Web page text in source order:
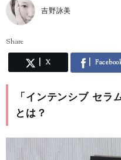
吉野詠美
Share
X
「インテンシブ セラ
とは？